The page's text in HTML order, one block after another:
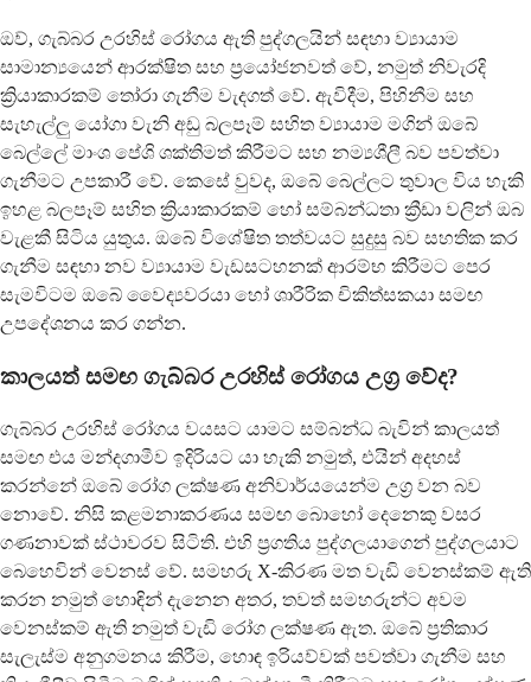
ඔව්, ගැබ්බර උරහිස් රෝගය ඇති පුද්ගලයින් සඳහා ව්‍යායාම
සාමාන්‍යයෙන් ආරක්ෂිත සහ ප්‍රයෝජනවත් වේ, නමුත් නිවැරදි
ක්‍රියාකාරකම් තෝරා ගැනීම වැදගත් වේ. ඇවිදීම, පිහිනීම සහ
සැහැල්ලු යෝගා වැනි අඩු බලපෑම් සහිත ව්‍යායාම මගින් ඔබේ
බෙල්ලේ මාංශ පේශි ශක්තිමත් කිරීමට සහ නම්‍යශීලී බව පවත්වා
ගැනීමට උපකාරී වේ. කෙසේ වුවද, ඔබේ බෙල්ලට තුවාල විය හැකි
ඉහළ බලපෑම් සහිත ක්‍රියාකාරකම් හෝ සම්බන්ධතා ක්‍රීඩා වලින් ඔබ
වැළකී සිටිය යුතුය. ඔබේ විශේෂිත තත්වයට සුදුසු බව සහතික කර
ගැනීම සඳහා නව ව්‍යායාම වැඩසටහනක් ආරම්භ කිරීමට පෙර
සැමවිටම ඔබේ වෛද්‍යවරයා හෝ ශාරීරික චිකිත්සකයා සමඟ
උපදේශනය කර ගන්න.
කාලයත් සමඟ ගැබ්බර උරහිස් රෝගය උග්‍ර වේද?
ගැබ්බර උරහිස් රෝගය වයසට යාමට සම්බන්ධ බැවින් කාලයත්
සමඟ එය මන්දගාමීව ඉදිරියට යා හැකි නමුත්, එයින් අදහස්
කරන්නේ ඔබේ රෝග ලක්ෂණ අනිවාර්යයෙන්ම උග්‍ර වන බව
නොවේ. නිසි කළමනාකරණය සමඟ බොහෝ දෙනෙකු වසර
ගණනාවක් ස්ථාවරව සිටිති. එහි ප්‍රගතිය පුද්ගලයාගෙන් පුද්ගලයාට
බෙහෙවින් වෙනස් වේ. සමහරු X-කිරණ මත වැඩි වෙනස්කම් ඇති
කරන නමුත් හොඳින් දැනෙන අතර, තවත් සමහරුන්ට අවම
වෙනස්කම් ඇති නමුත් වැඩි රෝග ලක්ෂණ ඇත. ඔබේ ප්‍රතිකාර
සැලැස්ම අනුගමනය කිරීම, හොඳ ඉරියව්වක් පවත්වා ගැනීම සහ